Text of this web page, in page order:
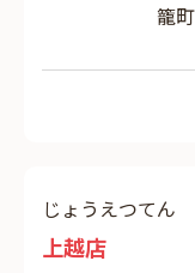
籠町
じょうえつてん
上越店